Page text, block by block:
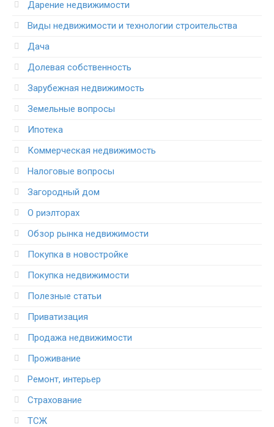
Дарение недвижимости
Виды недвижимости и технологии строительства
Дача
Долевая собственность
Зарубежная недвижимость
Земельные вопросы
Ипотека
Коммерческая недвижимость
Налоговые вопросы
Загородный дом
О риэлторах
Обзор рынка недвижимости
Покупка в новостройке
Покупка недвижимости
Полезные статьи
Приватизация
Продажа недвижимости
Проживание
Ремонт, интерьер
Страхование
ТСЖ